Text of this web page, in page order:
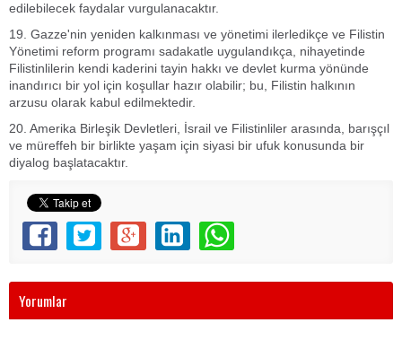
edilebilecek faydalar vurgulanacaktır.
19. Gazze'nin yeniden kalkınması ve yönetimi ilerledikçe ve Filistin
Yönetimi reform programı sadakatle uygulandıkça, nihayetinde
Filistinlilerin kendi kaderini tayin hakkı ve devlet kurma yönünde
inandırıcı bir yol için koşullar hazır olabilir; bu, Filistin halkının
arzusu olarak kabul edilmektedir.
20. Amerika Birleşik Devletleri, İsrail ve Filistinliler arasında, barışçıl
ve müreffeh bir birlikte yaşam için siyasi bir ufuk konusunda bir
diyalog başlatacaktır.
Yorumlar